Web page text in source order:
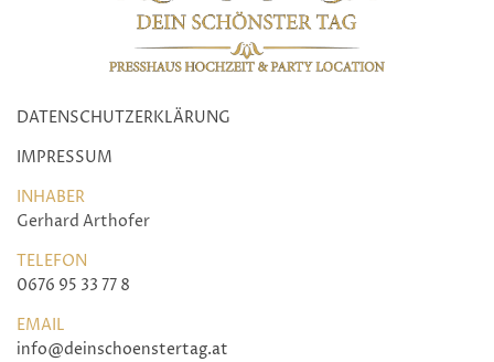
DATENSCHUTZERKLÄRUNG
IMPRESSUM
INHABER
Gerhard Arthofer
TELEFON
0676 95 33 77 8
EMAIL
info@deinschoenstertag.at